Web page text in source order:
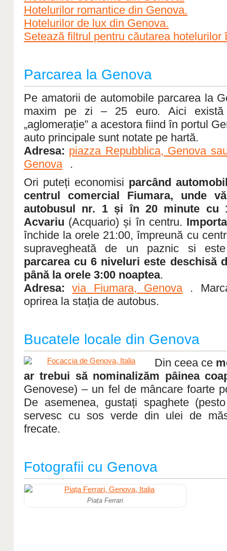
Hotelurilor romantice din Genova.
Hotelurilor de lux din Genova.
Setează filtrul pentru căutarea hotelurilor
Parcarea la Genova
Pe amatorii de automobile parcarea la
maxim pe zi – 25 euro. Aici există
„aglomerație” a acestora fiind în portul
auto principale sunt notate pe hartă.
Adresa: piazza Repubblica, Genova
Genova
.
Ori puteți economisi parcând
centrul comercial Fiumara, unde
autobusul nr. 1 și în 20 minute cu
Acvariu (Acquario) și în centru.
închide la orele 21:00, împreună cu
supravegheată de un paznic si
parcarea cu 6 niveluri este deschisă
până la orele 3:00 noaptea.
Adresa:
via Fiumara, Genova
.
oprirea la stația de autobus.
Bucatele locale din Genova
Din ceea ce
ar trebui să nominalizăm pâinea
Genovese) – un fel de mâncare foarte
De asemenea, gustați spaghete
servesc cu sos verde din ulei de
frecate.
Fotografii cu Genova
Piața Ferrari